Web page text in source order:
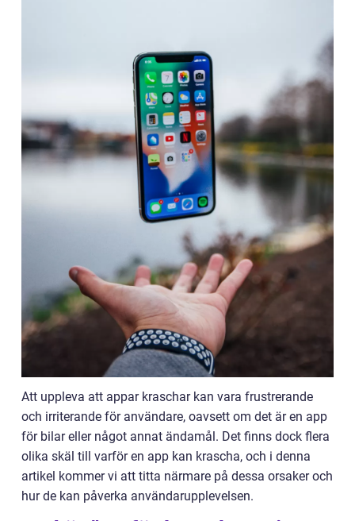
Att uppleva att appar kraschar kan vara frustrerande
och irriterande för användare, oavsett om det är en app
för bilar eller något annat ändamål. Det finns dock flera
olika skäl till varför en app kan krascha, och i denna
artikel kommer vi att titta närmare på dessa orsaker och
hur de kan påverka användarupplevelsen.